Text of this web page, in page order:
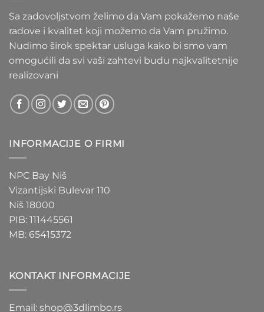
Sa zadovoljstvom želimo da Vam pokažemo naše
radove i kvalitet koji možemo da Vam pružimo.
Nudimo širok spektar usluga kako bi smo vam
omogućili da svi vaši zahtevi budu najkvalitetnije
realizovani
INFORMACIJE O FIRMI
NPC Bay Niš
Vizantijski Bulevar 110
Niš 18000
PIB: 111445561
MB: 65415372
KONTAKT INFORMACIJE
Email: shop@3dlimbo.rs